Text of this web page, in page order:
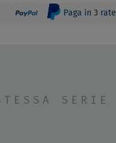
Paga in 3 rate
SERIE